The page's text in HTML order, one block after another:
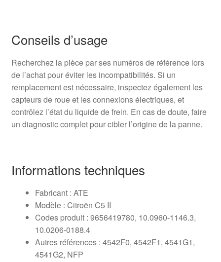
Conseils d’usage
Recherchez la pièce par ses numéros de référence lors
de l’achat pour éviter les incompatibilités. Si un
remplacement est nécessaire, inspectez également les
capteurs de roue et les connexions électriques, et
contrôlez l’état du liquide de frein. En cas de doute, faire
un diagnostic complet pour cibler l’origine de la panne.
Informations techniques
Fabricant : ATE
Modèle : Citroën C5 II
Codes produit : 9656419780, 10.0960-1146.3,
10.0206-0188.4
Autres références : 4542F0, 4542F1, 4541G1,
4541G2, NFP